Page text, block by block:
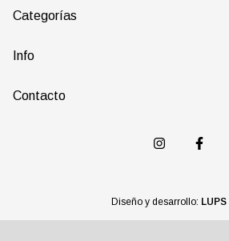
Categorías
Info
Contacto
Diseño y desarrollo: LUPS